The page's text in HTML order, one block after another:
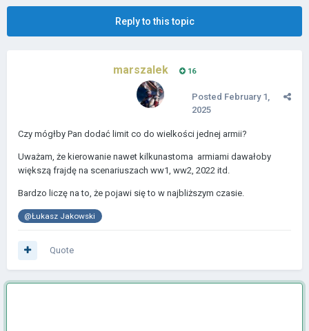
Reply to this topic
marszalek 16
Posted February 1,
2025
Czy mógłby Pan dodać limit co do wielkości jednej armii?
Uważam, że kierowanie nawet kilkunastoma armiami dawałoby
większą frajdę na scenariuszach ww1, ww2, 2022 itd.
Bardzo liczę na to, że pojawi się to w najbliższym czasie.
@Łukasz Jakowski
Quote